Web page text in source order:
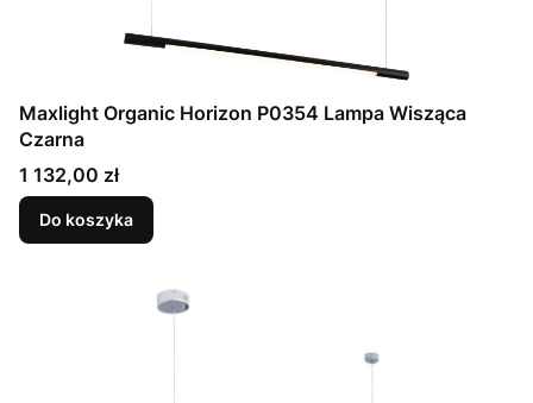
Maxlight Organic Horizon P0354 Lampa Wisząca
Czarna
Cena
1 132,00 zł
Do koszyka